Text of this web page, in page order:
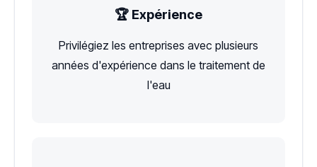
🏆 Expérience
Privilégiez les entreprises avec plusieurs
années d'expérience dans le traitement de
l'eau